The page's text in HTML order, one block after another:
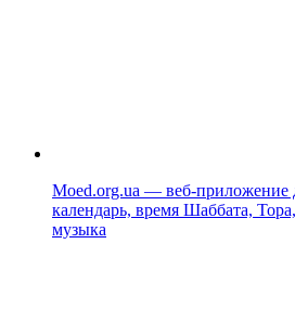
Moed.org.ua — веб-приложение
календарь, время Шаббата,
музыка